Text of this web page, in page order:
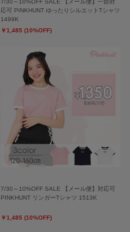
7/30～10%OFF SALE 【メール便】一部対
応可 PINKHUNT ゆったりシルエットTシャツ
1499K
￥1,485 (10%OFF)
7/30～10%OFF SALE 【メール便】対応可
PINKHUNT リンガーTシャツ 1513K
￥1,485 (10%OFF)